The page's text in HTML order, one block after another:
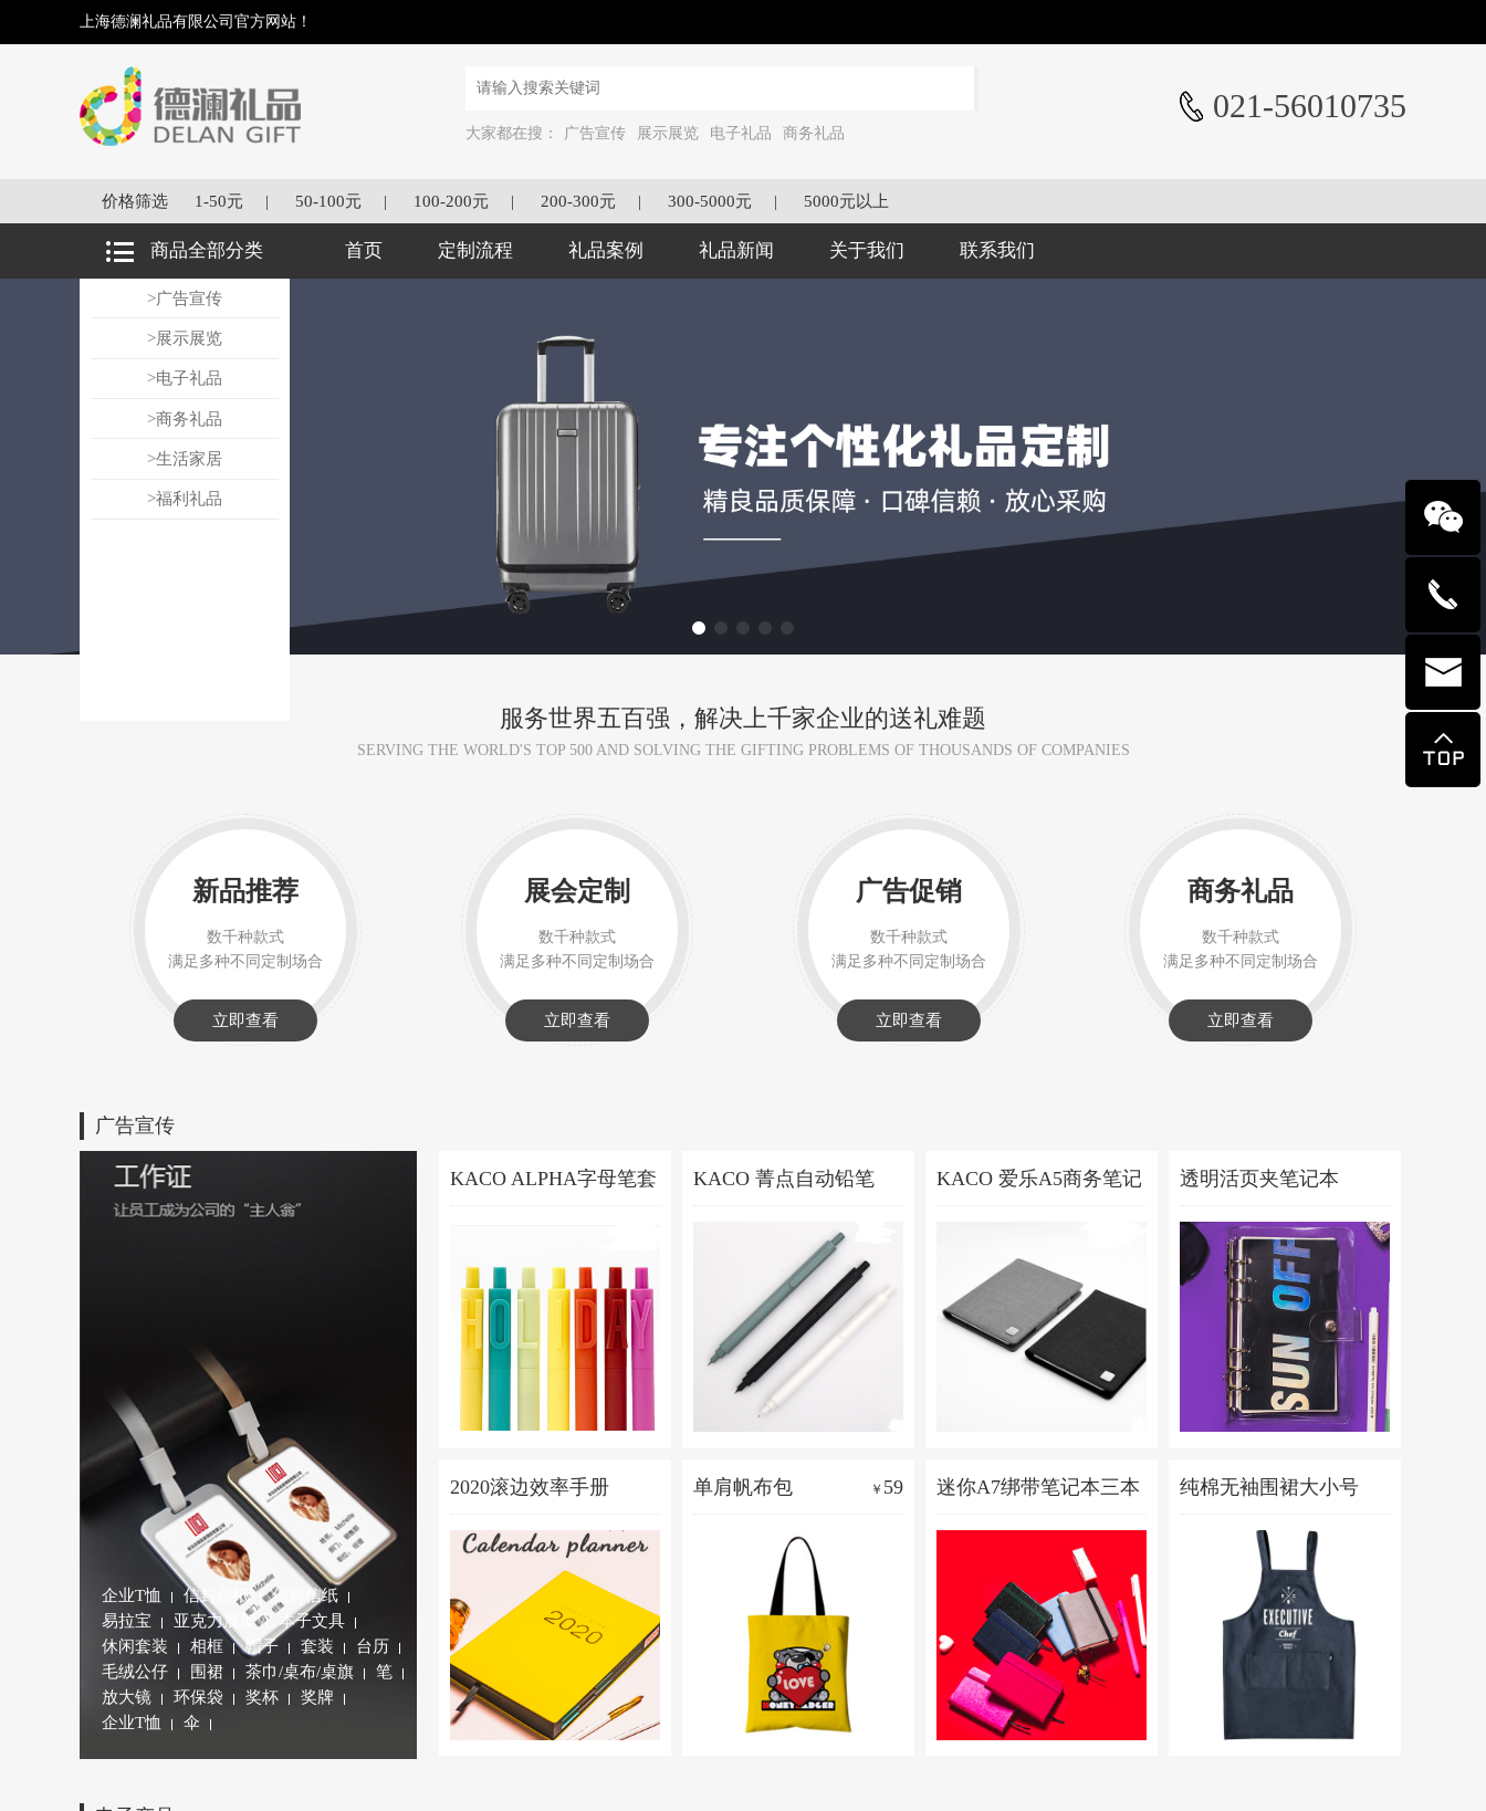
上海德澜礼品有限公司官方网站！
大家都在搜： 广告宣传 展示展览 电子礼品 商务礼品
021-56010735
价格筛选 1-50元 | 50-100元 | 100-200元 | 200-300元 | 300-5000元 | 5000元以上
商品全部分类
>广告宣传
>展示展览
>电子礼品
>商务礼品
>生活家居
>福利礼品
首页 定制流程 礼品案例 礼品新闻 关于我们 联系我们
服务世界五百强，解决上千家企业的送礼难题
SERVING THE WORLD'S TOP 500 AND SOLVING THE GIFTING PROBLEMS OF THOUSANDS OF COMPANIES
新品推荐
数千种款式
满足多种不同定制场合
立即查看
展会定制
数千种款式
满足多种不同定制场合
立即查看
广告促销
数千种款式
满足多种不同定制场合
立即查看
商务礼品
数千种款式
满足多种不同定制场合
立即查看
广告宣传
企业T恤 信封信纸
信封信纸
易拉宝
亚克力展架
本子文具
休闲套装
相框 帽子 套装
台历
毛绒公仔
围裙 茶巾/桌布/桌旗
笔
放大镜
环保袋 奖杯
奖牌
企业T恤
伞
KACO ALPHA字母笔套 KACO 菁点自动铅笔
￥
KACO 爱乐A5商务笔记 透明活页夹笔记本
￥40元
2020滚边效率手册
￥54元
单肩帆布包 ￥ 59 迷你A7绑带笔记本三本 纯棉无袖围裙大小号
58元/64元